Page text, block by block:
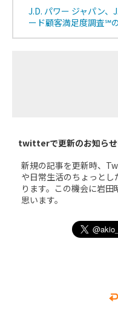
J.D. パワー ジャパン、
ード顧客満足度調査℠
twitterで更新のお知らせ
新規の記事を更新時、
や日常生活のちょっと
ります。この機会に岩
思います。